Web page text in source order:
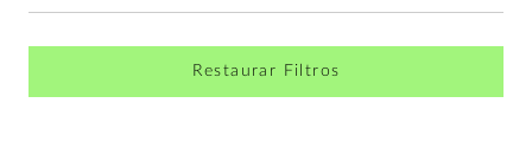
Restaurar Filtros